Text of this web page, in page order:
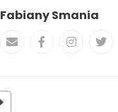
Fabiany Smania